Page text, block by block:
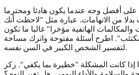
على أفضل وجه عندما يكون هادئا ومحترما
بدلا من الاتهامات. عبارة مثل "لاحظت أنك
والمكالمات الهاتفية مؤخرا" غالبا ما تكون
اطرح أسئلة مفتوحة واترك مساحة
لتفسير الشخص الكبير في السن نفسه.
إذا كانت المشكلة "خطيرة بما يكفي". ركز